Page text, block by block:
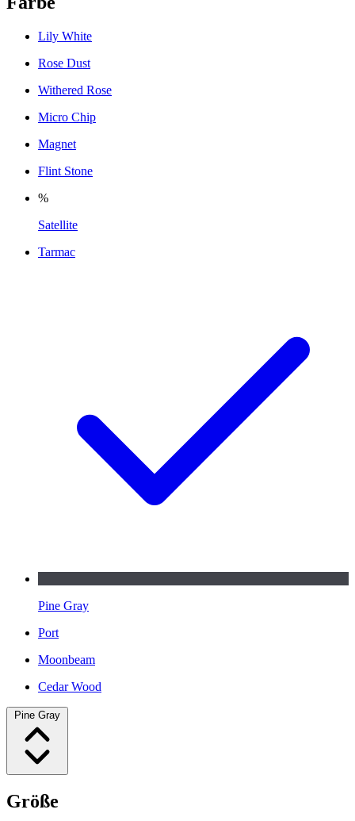
Lily White
Rose Dust
Withered Rose
Micro Chip
Magnet
Flint Stone
%
Satellite
Tarmac
Pine Gray
Port
Moonbeam
Cedar Wood
Pine Gray
Größe